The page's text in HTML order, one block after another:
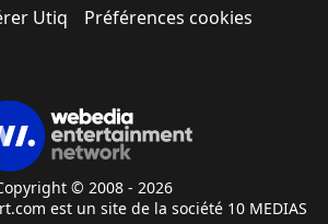
Utiq Préférences cookies
© 2008 - 2026
est un site de la société 10 MEDIAS